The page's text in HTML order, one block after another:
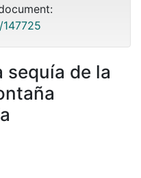
sequía de la